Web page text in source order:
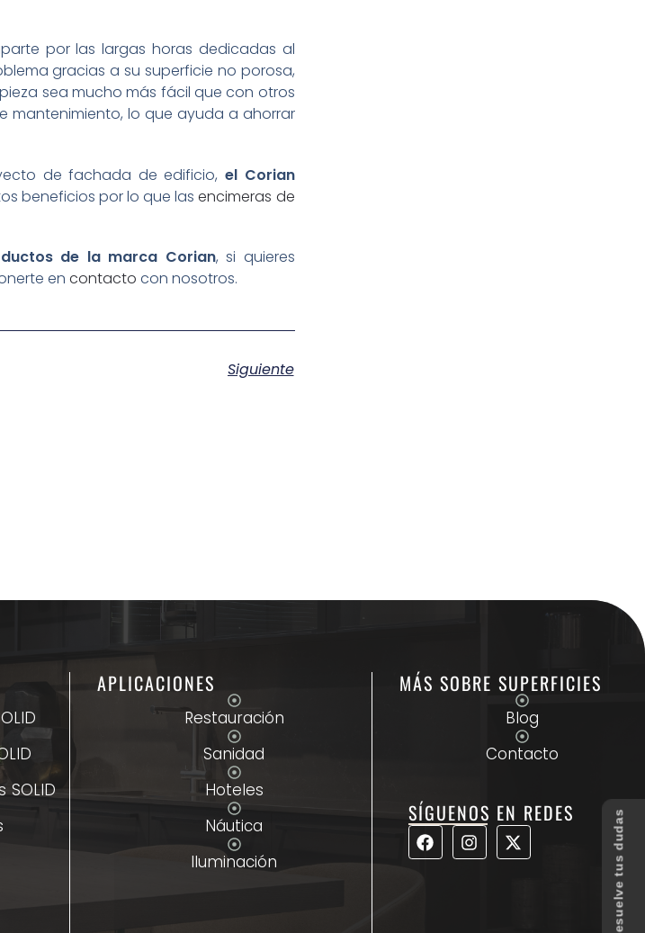
Resuelve tus dudas
por las largas horas dedicadas al
gracias a su superficie no porosa,
sea mucho más fácil que con otros
mantenimiento, lo que ayuda a ahorrar
de fachada de edificio, el Corian
beneficios por lo que las encimeras de
de la marca Corian, si quieres
en contacto con nosotros.
Siguiente
SOLID
APLICACIONES
Restauración
Sanidad
Hoteles
Náutica
Iluminación
MÁS SOBRE SUPERFICIES
Blog
Contacto
SÍGUENOS EN REDES